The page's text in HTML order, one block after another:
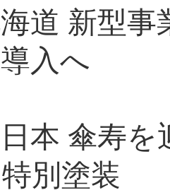
道 新型
入へ
本 傘寿
別塗装